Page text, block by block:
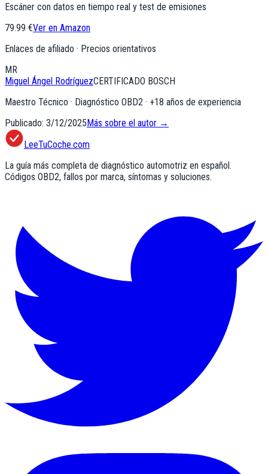
Escáner con datos en tiempo real y test de emisiones
79.99 €Ver en Amazon
Enlaces de afiliado · Precios orientativos
MR
Miguel Ángel RodríguezCERTIFICADO BOSCH
Maestro Técnico · Diagnóstico OBD2 · +18 años de experiencia
Publicado: 3/12/2025Más sobre el autor →
LeeTuCoche.com
La guía más completa de diagnóstico automotriz en español.
Códigos OBD2, fallos por marca, síntomas y soluciones.